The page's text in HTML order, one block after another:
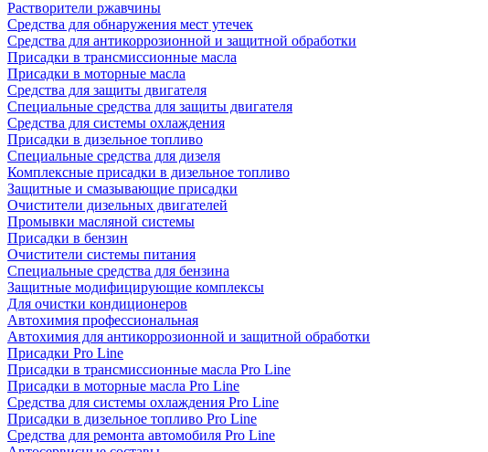
Растворители ржавчины
Средства для обнаружения мест утечек
Средства для антикоррозионной и защитной обработки
Присадки в трансмиссионные масла
Присадки в моторные масла
Средства для защиты двигателя
Специальныe средства для защиты двигателя
Средства для системы охлаждения
Присадки в дизельное топливо
Спeциальные средства для дизеля
Комплексные присадки в дизельное топливо
Защитные и смазывающие присадки
Очистители дизельных двигателей
Промывки масляной системы
Присадки в бензин
Очистители системы питания
Специальные срeдства для бензина
Защитные модифицирующие комплексы
Для очистки кондиционеров
Автохимия профессиональная
Автохимия для антикоррозионной и защитной обработки
Присадки Pro Line
Присадки в трансмиссионные масла Pro Line
Присадки в моторные масла Pro Line
Средства для системы охлаждения Pro Line
Присадки в дизельное топливо Pro Line
Средства для ремонта автомобиля Pro Line